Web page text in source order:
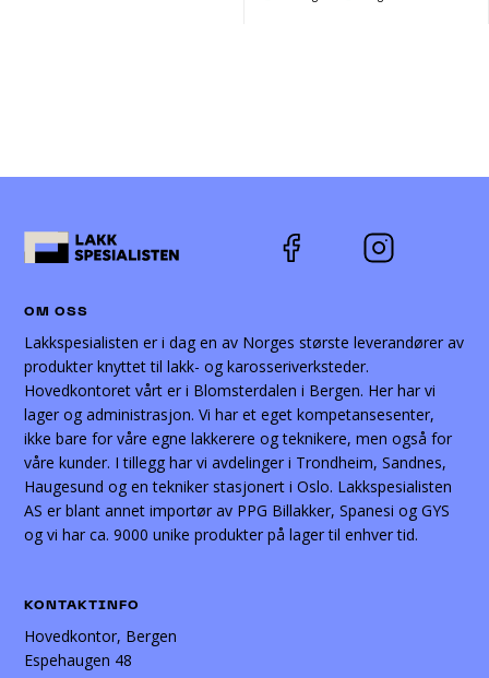
på
OM OSS
Lakkspesialisten er i dag en av Norges største leverandører av
produkter knyttet til lakk- og karosseriverksteder.
Hovedkontoret vårt er i Blomsterdalen i Bergen. Her har vi
lager og administrasjon. Vi har et eget kompetansesenter,
ikke bare for våre egne lakkerere og teknikere, men også for
våre kunder. I tillegg har vi avdelinger i Trondheim, Sandnes,
Haugesund og en tekniker stasjonert i Oslo. Lakkspesialisten
AS er blant annet importør av PPG Billakker, Spanesi og GYS
og vi har ca. 9000 unike produkter på lager til enhver tid.
KONTAKTINFO
Hovedkontor, Bergen
Espehaugen 48